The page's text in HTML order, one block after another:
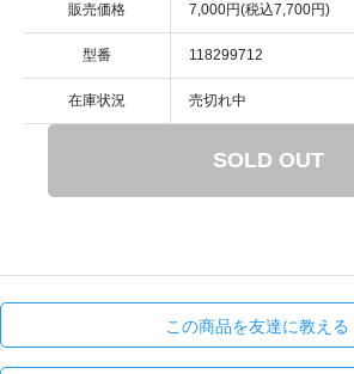
販売価格 7,000円(税込7,700円)
型番 118299712
在庫状況 売切れ中
SOLD OUT
この商品を友達に教える